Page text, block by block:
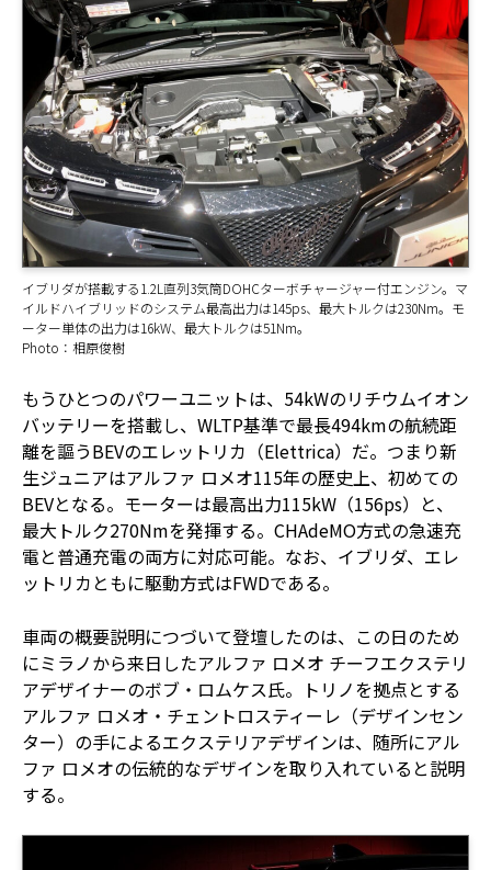
イブリダが搭載する1.2L直列3気筒DOHCターボチャージャー付エンジン。マ
イルドハイブリッドのシステム最高出力は145ps、最大トルクは230Nm。モ
ーター単体の出力は16kW、最大トルクは51Nm。
Photo：相原俊樹
もうひとつのパワーユニットは、54kWのリチウムイオン
バッテリーを搭載し、WLTP基準で最長494kmの航続距
離を謳うBEVのエレットリカ（Elettrica）だ。つまり新
生ジュニアはアルファ ロメオ115年の歴史上、初めての
BEVとなる。モーターは最高出力115kW（156ps）と、
最大トルク270Nmを発揮する。CHAdeMO方式の急速充
電と普通充電の両方に対応可能。なお、イブリダ、エレ
ットリカともに駆動方式はFWDである。
車両の概要説明につづいて登壇したのは、この日のため
にミラノから来日したアルファ ロメオ チーフエクステリ
アデザイナーのボブ・ロムケス氏。トリノを拠点とする
アルファ ロメオ・チェントロスティーレ（デザインセン
ター）の手によるエクステリアデザインは、随所にアル
ファ ロメオの伝統的なデザインを取り入れていると説明
する。